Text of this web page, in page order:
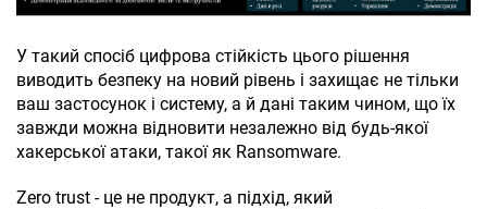
У такий спосіб цифрова стійкість цього рішення
виводить безпеку на новий рівень і захищає не тільки
ваш застосунок і систему, а й дані таким чином, що їх
завжди можна відновити незалежно від будь-якої
хакерської атаки, такої як Ransomware.
Zero trust - це не продукт, а підхід, який